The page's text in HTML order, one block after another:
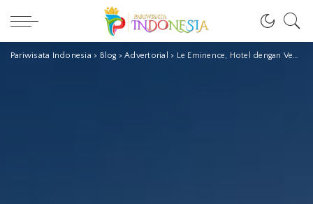
Pariwisata Indonesia > Blog >Advertorial > Le Eminence, Hotel dengan Venue Terbaik untuk Meeting dan Gathering Suasana Puncak